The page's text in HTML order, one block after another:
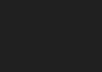
Entrpnr
pagina van Entrpnr
pagina van